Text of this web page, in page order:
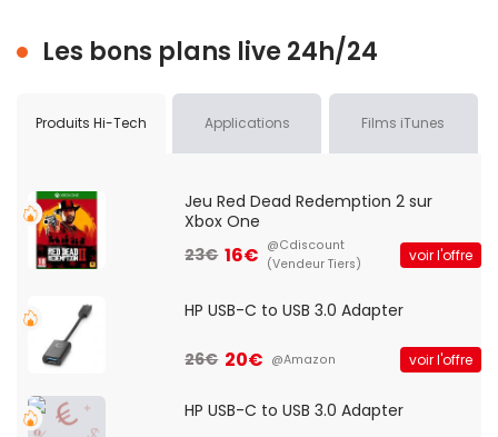
Les bons plans live 24h/24
Produits Hi-Tech Applications Films iTunes
Jeu Red Dead Redemption 2 sur
Xbox One
23€ 16€ @Cdiscount
(Vendeur Tiers)
voir l'offre
HP USB-C to USB 3.0 Adapter
26€ 20€ @Amazon voir l'offre
HP USB-C to USB 3.0 Adapter